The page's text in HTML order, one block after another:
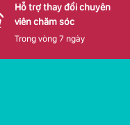
Hỗ trợ thay đổi chuyên
viên chăm sóc
Trong vòng 7 ngày